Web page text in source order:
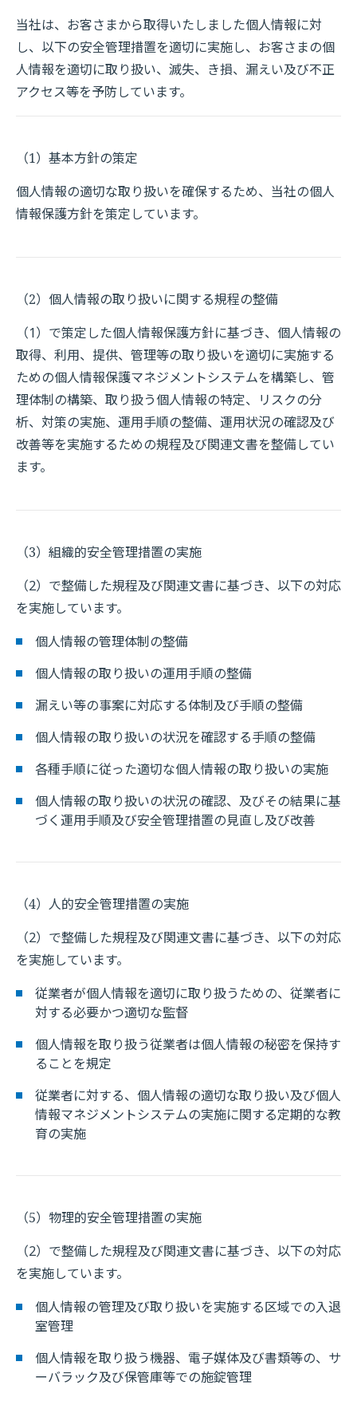
当社は、お客さまから取得いたしました個人情報に対
し、以下の安全管理措置を適切に実施し、お客さまの個
人情報を適切に取り扱い、滅失、き損、漏えい及び不正
アクセス等を予防しています。
（1）基本方針の策定
個人情報の適切な取り扱いを確保するため、当社の個人
情報保護方針を策定しています。
（2）個人情報の取り扱いに関する規程の整備
（1）で策定した個人情報保護方針に基づき、個人情報の
取得、利用、提供、管理等の取り扱いを適切に実施する
ための個人情報保護マネジメントシステムを構築し、管
理体制の構築、取り扱う個人情報の特定、リスクの分
析、対策の実施、運用手順の整備、運用状況の確認及び
改善等を実施するための規程及び関連文書を整備してい
ます。
（3）組織的安全管理措置の実施
（2）で整備した規程及び関連文書に基づき、以下の対応
を実施しています。
個人情報の管理体制の整備
個人情報の取り扱いの運用手順の整備
漏えい等の事案に対応する体制及び手順の整備
個人情報の取り扱いの状況を確認する手順の整備
各種手順に従った適切な個人情報の取り扱いの実施
個人情報の取り扱いの状況の確認、及びその結果に基
づく運用手順及び安全管理措置の見直し及び改善
（4）人的安全管理措置の実施
（2）で整備した規程及び関連文書に基づき、以下の対応
を実施しています。
従業者が個人情報を適切に取り扱うための、従業者に
対する必要かつ適切な監督
個人情報を取り扱う従業者は個人情報の秘密を保持す
ることを規定
従業者に対する、個人情報の適切な取り扱い及び個人
情報マネジメントシステムの実施に関する定期的な教
育の実施
（5）物理的安全管理措置の実施
（2）で整備した規程及び関連文書に基づき、以下の対応
を実施しています。
個人情報の管理及び取り扱いを実施する区域での入退
室管理
個人情報を取り扱う機器、電子媒体及び書類等の、サ
ーバラック及び保管庫等での施錠管理